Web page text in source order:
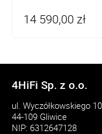
14 590,00 zł
4HiFi Sp. z o.o.
ul. Wyczółkowskiego 10
44-109 Gliwice
NIP: 6312647128